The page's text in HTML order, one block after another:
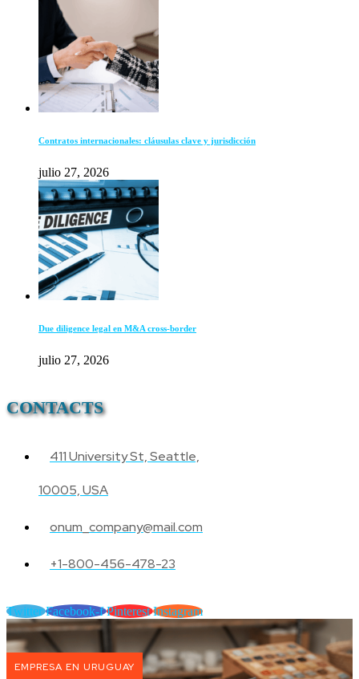
Contratos internacionales: cláusulas clave y jurisdicción
julio 27, 2026
Due diligence legal en M&A cross-border
julio 27, 2026
CONTACTS
411 University St, Seattle,
10005, USA
onum_company@mail.com
+1-800-456-478-23
Twitter Facebook-f Pinterest Instagram
EMPRESA EN URUGUAY